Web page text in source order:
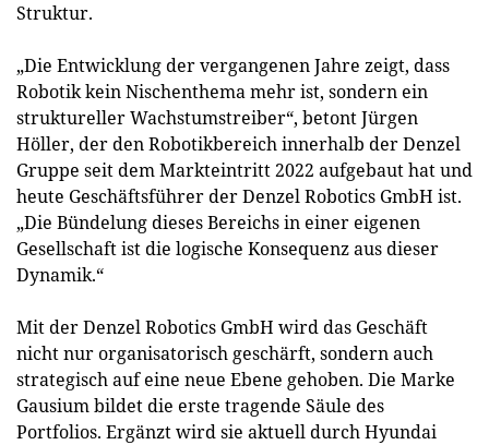
Struktur.
„Die Entwicklung der vergangenen Jahre zeigt, dass
Robotik kein Nischenthema mehr ist, sondern ein
struktureller Wachstumstreiber“, betont Jürgen
Höller, der den Robotikbereich innerhalb der Denzel
Gruppe seit dem Markteintritt 2022 aufgebaut hat und
heute Geschäftsführer der Denzel Robotics GmbH ist.
„Die Bündelung dieses Bereichs in einer eigenen
Gesellschaft ist die logische Konsequenz aus dieser
Dynamik.“
Mit der Denzel Robotics GmbH wird das Geschäft
nicht nur organisatorisch geschärft, sondern auch
strategisch auf eine neue Ebene gehoben. Die Marke
Gausium bildet die erste tragende Säule des
Portfolios. Ergänzt wird sie aktuell durch Hyundai